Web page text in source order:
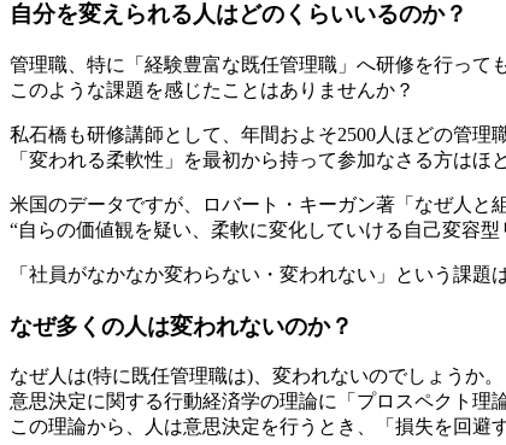
自分を変えられる人はどのくらいいるのか？
管理職、特に「経験豊富な既任管理職」へ研修を行って
このような課題を感じたことはありませんか？
私石橋も研修講師として、年間およそ2500人ほどの管理
「変われる柔軟性」を最初から持って参加なさる方はほ
米国のデータですが、ロバート・キーガン著「なぜ人と
“自らの価値観を疑い、柔軟に変化していける自己変容
「社員がなかなか変わらない・変われない」という課
なぜ多くの人は変われないのか？
なぜ人は(特に既任管理職は)、変われないのでしょうか。
意思決定に関する行動経済学の理論に「プロスペクト理
この理論から、人は意思決定を行うとき、「損失を回避